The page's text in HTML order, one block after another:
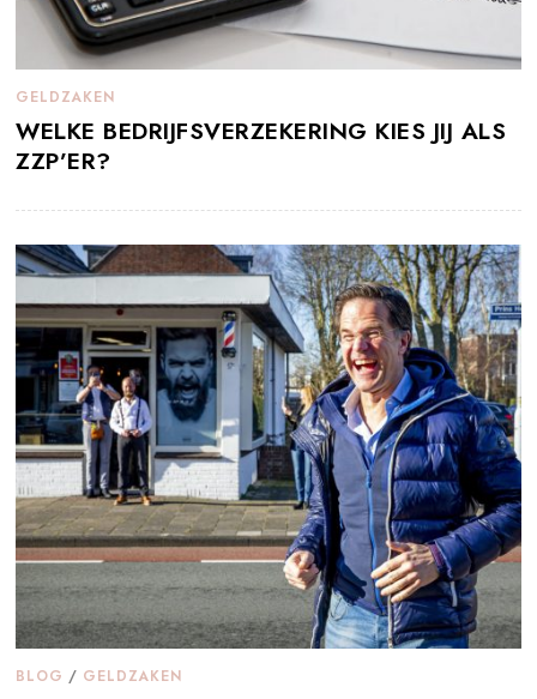
GELDZAKEN
WELKE BEDRIJFSVERZEKERING KIES JIJ ALS
ZZP’ER?
BLOG / GELDZAKEN